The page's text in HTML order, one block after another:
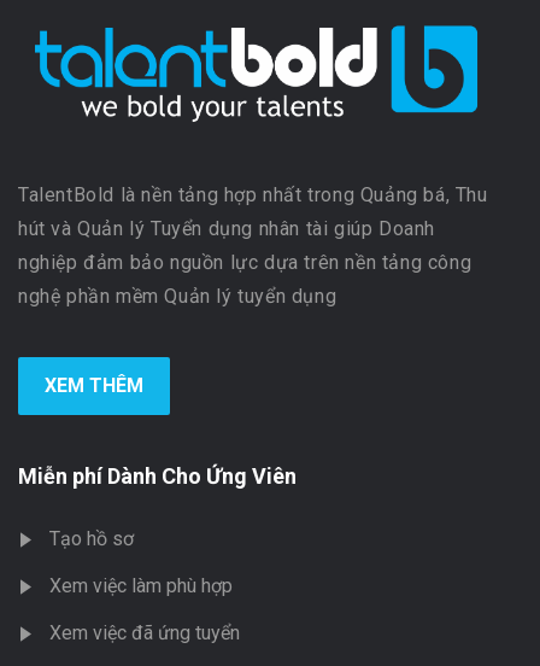
TalentBold là nền tảng hợp nhất trong Quảng bá, Thu
hút và Quản lý Tuyển dụng nhân tài giúp Doanh
nghiệp đảm bảo nguồn lực dựa trên nền tảng công
nghệ phần mềm Quản lý tuyển dụng
XEM THÊM
Miễn phí Dành Cho Ứng Viên
Tạo hồ sơ
Xem việc làm phù hợp
Xem việc đã ứng tuyển